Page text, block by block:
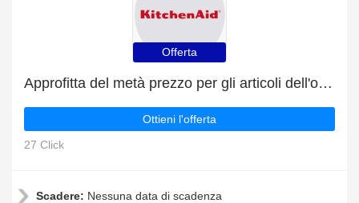
Offerta
Approfitta del metà prezzo per gli articoli dell'outlet
Ottieni l'offerta
27 Click
Scadere: Nessuna data di scadenza